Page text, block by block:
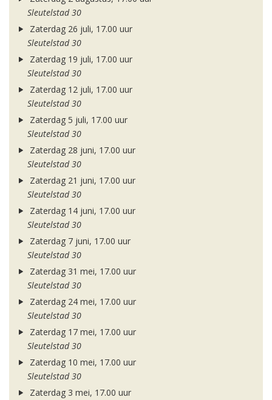
Sleutelstad 30
Zaterdag 26 juli, 17.00 uur
Sleutelstad 30
Zaterdag 19 juli, 17.00 uur
Sleutelstad 30
Zaterdag 12 juli, 17.00 uur
Sleutelstad 30
Zaterdag 5 juli, 17.00 uur
Sleutelstad 30
Zaterdag 28 juni, 17.00 uur
Sleutelstad 30
Zaterdag 21 juni, 17.00 uur
Sleutelstad 30
Zaterdag 14 juni, 17.00 uur
Sleutelstad 30
Zaterdag 7 juni, 17.00 uur
Sleutelstad 30
Zaterdag 31 mei, 17.00 uur
Sleutelstad 30
Zaterdag 24 mei, 17.00 uur
Sleutelstad 30
Zaterdag 17 mei, 17.00 uur
Sleutelstad 30
Zaterdag 10 mei, 17.00 uur
Sleutelstad 30
Zaterdag 3 mei, 17.00 uur